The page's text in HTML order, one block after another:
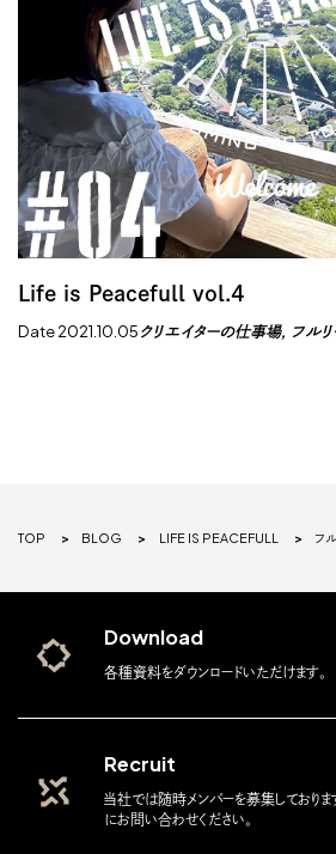
Life is Peacefull vol.4
Date 2021.10.05クリエイターの仕事場 フル
TOP BLOG LIFE IS PEACEFULL フ
Download
各種資料をダウンロードいただけます。
Recruit
当社では随時メンバーを募集しており
にお問い合わせください。